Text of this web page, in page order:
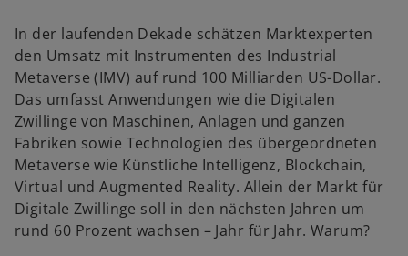
In der laufenden Dekade schätzen Marktexperten
den Umsatz mit Instrumenten des Industrial
Metaverse (IMV) auf rund 100 Milliarden US-Dollar.
Das umfasst Anwendungen wie die Digitalen
Zwillinge von Maschinen, Anlagen und ganzen
Fabriken sowie Technologien des übergeordneten
Metaverse wie Künstliche Intelligenz, Blockchain,
Virtual und Augmented Reality. Allein der Markt für
Digitale Zwillinge soll in den nächsten Jahren um
rund 60 Prozent wachsen – Jahr für Jahr. Warum?